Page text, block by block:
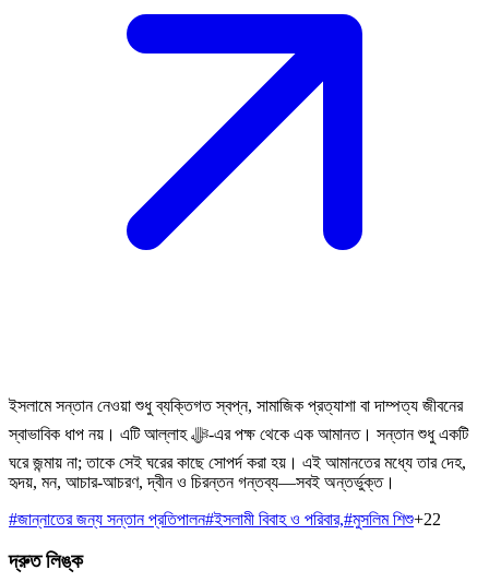
ইসলামে সন্তান নেওয়া শুধু ব্যক্তিগত স্বপ্ন, সামাজিক প্রত্যাশা বা দাম্পত্য জীবনের
স্বাভাবিক ধাপ নয়। এটি আল্লাহ ﷻ-এর পক্ষ থেকে এক আমানত। সন্তান শুধু একটি
ঘরে জন্মায় না; তাকে সেই ঘরের কাছে সোপর্দ করা হয়। এই আমানতের মধ্যে তার দেহ,
হৃদয়, মন, আচার-আচরণ, দ্বীন ও চিরন্তন গন্তব্য—সবই অন্তর্ভুক্ত।
#জান্নাতের জন্য সন্তান প্রতিপালন#ইসলামী বিবাহ ও পরিবার,#মুসলিম শিশু+22
দ্রুত লিঙ্ক